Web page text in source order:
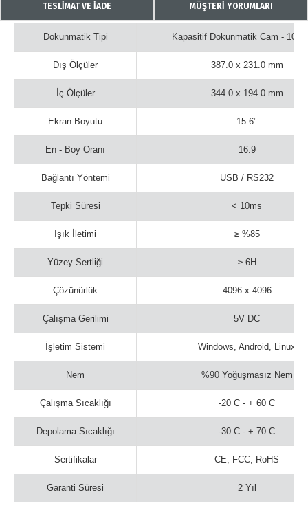
TESLİMAT VE İADE MÜŞTERİ YORUMLARI
Dokunmatik Tipi Kapasitif Dokunmatik Cam - 10
Dış Ölçüler 387.0 x 231.0 mm
İç Ölçüler 344.0 x 194.0 mm
Ekran Boyutu 15.6"
En - Boy Oranı 16:9
Bağlantı Yöntemi USB / RS232
Tepki Süresi < 10ms
Işık İletimi ≥ %85
Yüzey Sertliği ≥ 6H
Çözünürlük 4096 x 4096
Çalışma Gerilimi 5V DC
İşletim Sistemi Windows, Android, Linux
Nem %90 Yoğuşmasız Nem
Çalışma Sıcaklığı -20 C - + 60 C
Depolama Sıcaklığı -30 C - + 70 C
Sertifikalar CE, FCC, RoHS
Garanti Süresi 2 Yıl